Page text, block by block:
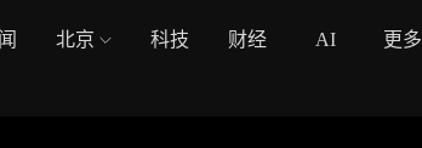
北京 科技 财经 AI 更多